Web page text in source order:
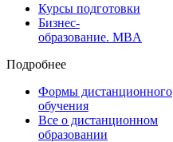
Курсы подготовки
Бизнес-
образование. MBA
Подробнее
Формы дистанционного
обучения
Все о дистанционном
образовании